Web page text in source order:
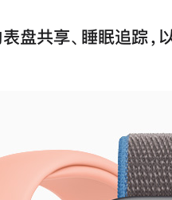
盘共享、睡眠追踪，